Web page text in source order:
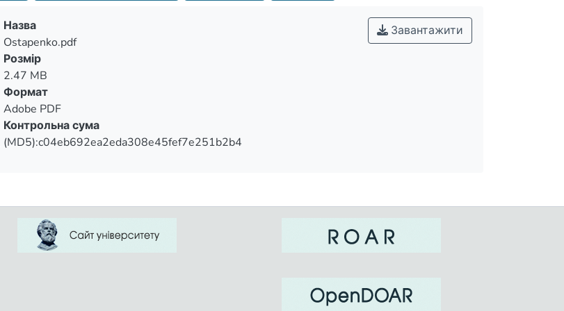
Завантажити
Назва
Ostapenko.pdf
Розмір
2.47 MB
Формат
Adobe PDF
Контрольна сума
(MD5):c04eb692ea2eda308e45fef7e251b2b4